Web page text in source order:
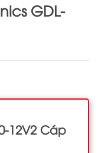
GDL-
12V2 Cáp